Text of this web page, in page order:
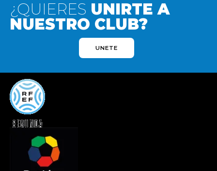
¿QUIERES UNIRTE A
NUESTRO CLUB?
UNETE